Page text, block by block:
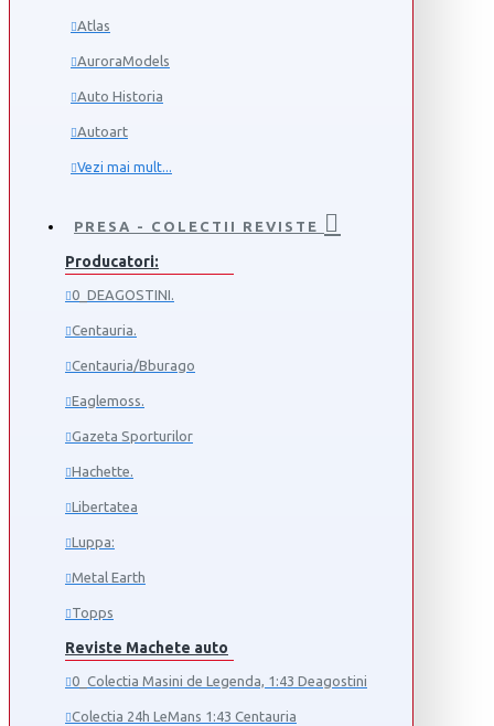
Atlas
AuroraModels
Auto Historia
Autoart
Vezi mai mult...
PRESA - COLECTII REVISTE
Producatori:
0_DEAGOSTINI.
Centauria.
Centauria/Bburago
Eaglemoss.
Gazeta Sporturilor
Hachette.
Libertatea
Luppa:
Metal Earth
Topps
Reviste Machete auto
0_Colectia Masini de Legenda, 1:43 Deagostini
Colectia 24h LeMans 1:43 Centauria